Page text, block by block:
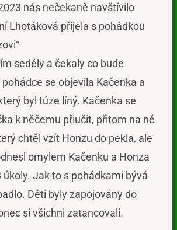
nás nečekaně navštívilo
Lhotáková přijela s pohádkou
seděly a čekaly co bude
se objevila Kačenka a
byl túze líný. Kačenka se
k něčemu přiučit, přitom na ně
chtěl vzít Honzu do pekla, ale
omylem Kačenku a Honza
úkoly. Jak to s pohádkami bývá
Děti byly zapojovány do
si všichni zatancovali.